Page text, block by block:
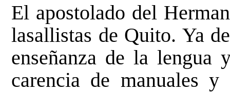
El apostolado del
lasallistas de Quito. Ya
enseñanza de la lengua
carencia de manuales